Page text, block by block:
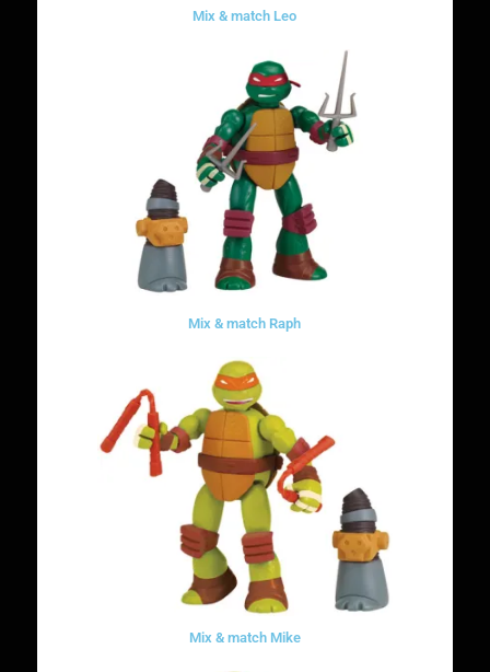
Mix & match Leo
Mix & match Raph
Mix & match Mike